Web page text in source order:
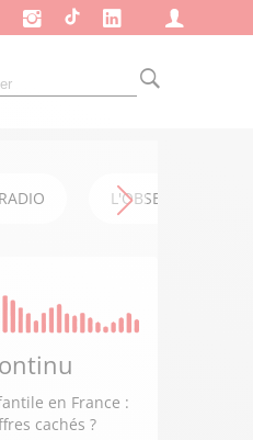
L'OBSERVATOIRE
en France :
cachés ?